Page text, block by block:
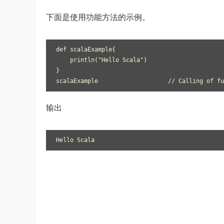
下面是使用功能方法的示例。
def scalaExample{
    println("Hello Scala")
}
scalaExample			//
输出
Hello Scala